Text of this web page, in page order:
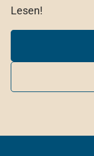
Lesen!